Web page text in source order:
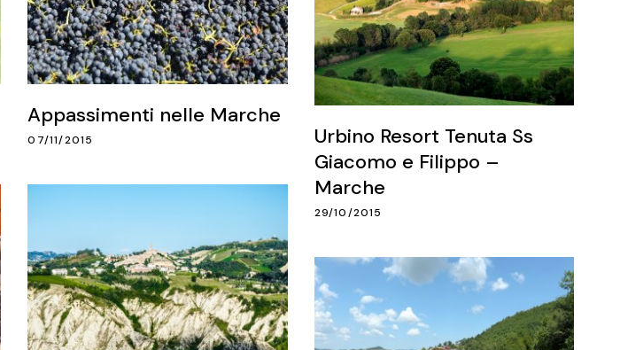
Appassimenti nelle Marche
07/11/2015
Urbino Resort Tenuta Ss
Giacomo e Filippo –
Marche
29/10/2015